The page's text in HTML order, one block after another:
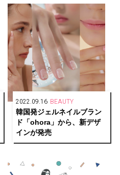
2022.09.16 BEAUTY
韓国発ジェルネイルブラン
ド「ohora」から、新デザ
インが発売